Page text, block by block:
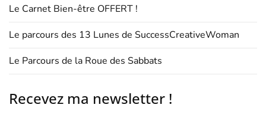
Le Carnet Bien-être OFFERT !
Le parcours des 13 Lunes de SuccessCreativeWoman
Le Parcours de la Roue des Sabbats
Recevez ma newsletter !